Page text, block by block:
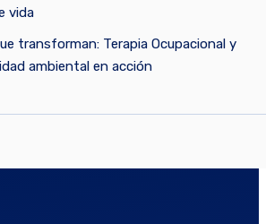
vida
transforman: Terapia Ocupacional y
ambiental en acción